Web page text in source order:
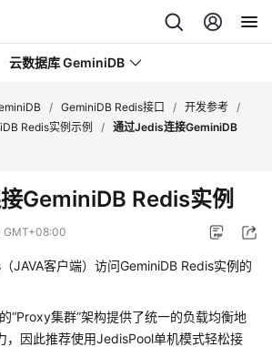
云数据库 GeminiDB
/ GeminiDB Redis接口 / 开发参考 /
Redis实例示例
/ 通过Jedis连接GeminiDB
GeminiDB Redis实例
JAVA客户端）访问GeminiDB Redis实例的
的“Proxy集群”架构提供了统一的负载均衡地
，因此推荐使用JedisPool单机模式轻松接